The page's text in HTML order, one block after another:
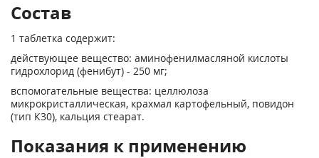
Состав
1 таблетка содержит:
действующее вещество: аминофенилмасляной кислоты
гидрохлорид (фенибут) - 250 мг;
вспомогательные вещества: целлюлоза
микрокристаллическая, крахмал картофельный, повидон
(тип К30), кальция стеарат.
Показания к применению